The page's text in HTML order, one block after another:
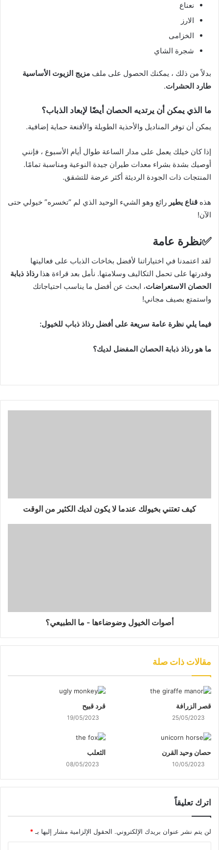
نعناع
الارز
الخزامى
شجرة الشاي
بدلاً من ذلك ، يمكنك الحصول على ملف مزيج الزيوت الأساسية
طارد الحشرات.
ما الذي يمكن أن يرتديه الحصان أيضًا لإبعاد الذباب؟
يمكن أن توفر المناديل والأحذية الطويلة والأقنعة حماية إضافية.
إذا كان خيلك يعمل على مدار الساعة طوال أيام الأسبوع ، فإنني
أوصيك بشدة بشراء معدات طيران جيدة النوعية ومناسبة تمامًا.
المنتجات ذات الجودة الرديئة أكثر عرضة للتشقق.
هذه قناع يطير رائع وهو الشيء الوحيد الذي لم “تخسره” خيولي حتى
الآن!
✅نظرة عامة
لقد اعتمدنا في اختياراتنا لأفضل بخاخات الذباب على فعاليتها
وقدرتها على تحمل التكاليف وسلامتها. نأمل بعد قراءة هذا رذاذ ذبابة
الحصان الاستعراضات، ابحث عن أفضل ما يناسب احتياجاتك
واستمتع بصيف مجاني!
فيما يلي نظرة عامة سريعة على أفضل رذاذ ذباب للخيول:
ما هو رذاذ ذبابة الحصان المفضل لديك؟
كيف تعتني بخيولك عندما لا يكون لديك الكثير من الوقت
أصوات الخيول وضوضاءها - ما الطبيعي؟
مقالات ذات صلة
قصر الزرافة
25/05/2023
قرد قبيح
19/05/2023
حصان وحيد القرن
10/05/2023
الثعلب
08/05/2023
اترك تعليقاً
لن يتم نشر عنوان بريدك الإلكتروني. الحقول الإلزامية مشار إليها بـ *